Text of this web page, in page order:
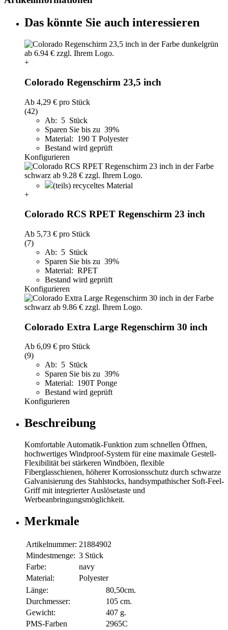
Das könnte Sie auch interessieren
+
Colorado Regenschirm 23,5 inch
Ab 4,29 € pro Stück
(42)
Ab: 5 Stück
Sparen Sie bis zu 39%
Material: 190 T Polyester
Bestand wird geprüft
Konfigurieren
(teils) recyceltes Material
+
Colorado RCS RPET Regenschirm 23 inch
Ab 5,73 € pro Stück
(7)
Ab: 5 Stück
Sparen Sie bis zu 39%
Material: RPET
Bestand wird geprüft
Konfigurieren
Colorado Extra Large Regenschirm 30 inch
Ab 6,09 € pro Stück
(9)
Ab: 5 Stück
Sparen Sie bis zu 39%
Material: 190T Ponge
Bestand wird geprüft
Konfigurieren
Beschreibung
Komfortable Automatik-Funktion zum schnellen Öffnen,
hochwertiges Windproof-System für eine maximale Gestell-
Flexibilität bei stärkeren Windböen, flexible
Fiberglasschienen, höherer Korrosionsschutz durch schwarze
Galvanisierung des Stahlstocks, handsympathischer Soft-Feel-
Griff mit integrierter Auslösetaste und
Werbeanbringungsmöglichkeit.
Merkmale
Artikelnummer: 21884902
Mindestmenge: 3 Stück
Farbe:
navy
Material:
Polyester
Länge:
80,50cm.
Durchmesser:
105 cm.
Gewicht:
407 g.
PMS-Farben
2965C